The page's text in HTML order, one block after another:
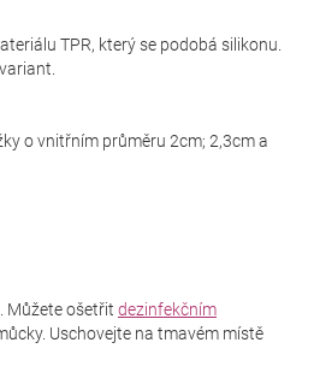
TPR, který se podobá silikonu.
o vnitřním průměru 2cm; 2,3cm a
Můžete ošetřit dezinfekčním
Uschovejte na tmavém místě